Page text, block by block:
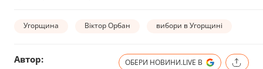
Угорщина Віктор Орбан вибори в Угорщині
Автор: ОБЕРИ НОВИНИ.LIVE В